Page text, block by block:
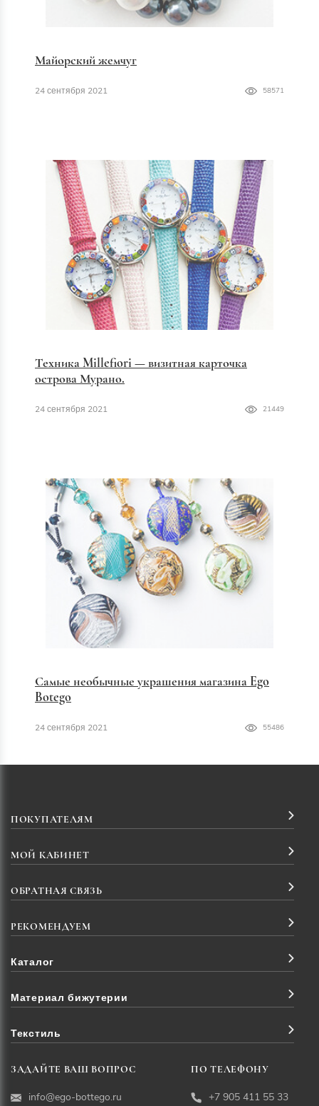
Майорский жемчуг
24 сентября 2021 58571
Техника Millefiori — визитная карточка
острова Мурано.
24 сентября 2021 21449
Самые необычные украшения магазина Ego
Botego
24 сентября 2021 55486
ПОКУПАТЕЛЯМ
МОЙ КАБИНЕТ
ОБРАТНАЯ СВЯЗЬ
РЕКОМЕНДУЕМ
Каталог
Материал бижутерии
Текстиль
ЗАДАЙТЕ ВАШ ВОПРОС
info@ego-bottego.ru
ПО ТЕЛЕФОНУ
+7 905 411 55 33